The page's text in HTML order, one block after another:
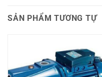
SẢN PHẨM TƯƠNG TỰ